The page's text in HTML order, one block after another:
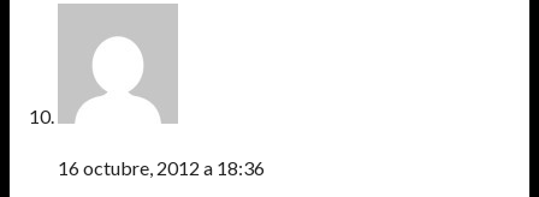
16 octubre, 2012 a 18:36